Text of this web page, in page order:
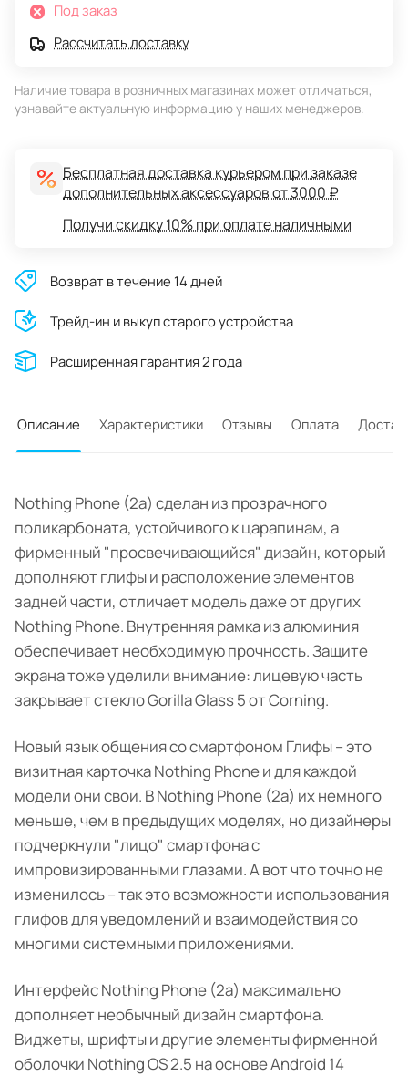
Под заказ
Рассчитать доставку
Наличие товара в розничных магазинах может отличаться,
узнавайте актуальную информацию у наших менеджеров.
Бесплатная доставка курьером при заказе
дополнительных аксессуаров от 3000 ₽
Получи скидку 10% при оплате наличными
Возврат в течение 14 дней
Трейд-ин и выкуп старого устройства
Расширенная гарантия 2 года
Описание Характеристики Отзывы Оплата
Nothing Phone (2a) сделан из прозрачного
поликарбоната, устойчивого к царапинам, а
фирменный "просвечивающийся" дизайн, который
дополняют глифы и расположение элементов
задней части, отличает модель даже от других
Nothing Phone. Внутренняя рамка из алюминия
обеспечивает необходимую прочность. Защите
экрана тоже уделили внимание: лицевую часть
закрывает стекло Gorilla Glass 5 от Corning.
Новый язык общения со смартфоном Глифы – это
визитная карточка Nothing Phone и для каждой
модели они свои. В Nothing Phone (2a) их немного
меньше, чем в предыдущих моделях, но дизайнеры
подчеркнули "лицо" смартфона с
импровизированными глазами. А вот что точно не
изменилось – так это возможности использования
глифов для уведомлений и взаимодействия со
многими системными приложениями.
Интерфейс Nothing Phone (2a) максимально
дополняет необычный дизайн смартфона.
Виджеты, шрифты и другие элементы фирменной
оболочки Nothing OS 2.5 на основе Android 14